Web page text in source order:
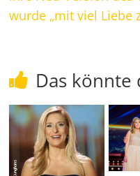
wurde „mit viel Liebe
Das könnte